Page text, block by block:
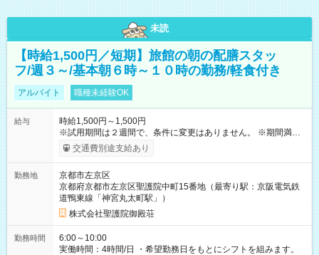
未読
【時給1,500円／短期】旅館の朝の配膳スタッ
フ/週３～/基本朝６時～１０時の勤務/軽食付き
アルバイト 職種未経験OK
給与
時給1,500円～1,500円
※試用期間は２週間で、条件に変更はありません。 ※期間満了
後、条件変更して長期勤務も可能。 【試用期間】試用期間あり
試用期間の長さ：2週間 雇用形態、給与は本採用時と同じです。
交通費別途支給あり
勤務地
京都市左京区
京都府京都市左京区聖護院中町15番地（最寄り駅：京阪電気鉄
道鴨東線「神宮丸太町駅」）
株式会社聖護院御殿荘
勤務時間
6:00～10:00
実働時間：4時間/日 ・希望勤務日をもとにシフトを組みます。